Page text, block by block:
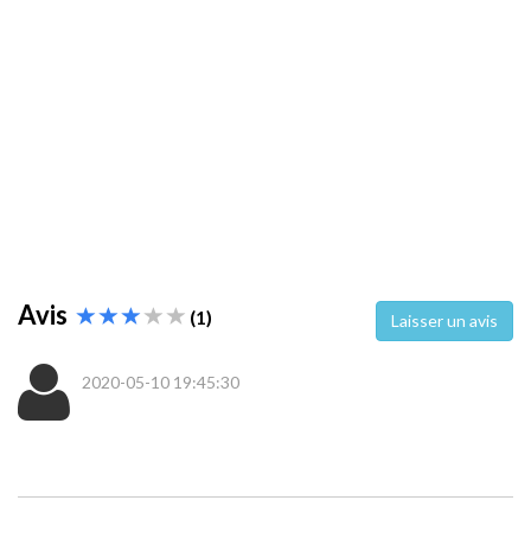
Avis (1) Laisser un avis
2020-05-10 19:45:30